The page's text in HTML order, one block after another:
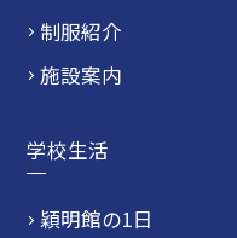
制服紹介
施設案内
学校生活
穎明館の1日